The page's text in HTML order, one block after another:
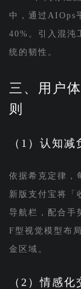
中，通过AIOps
40%。引入混沌
统的韧性。
三、用户
则
（1）认知
依据希克定律，
新版支付宝将「
导航栏，配合手
F型视觉模型布
金区域。
（2）情感化